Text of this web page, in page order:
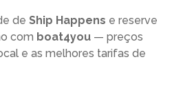
de Ship Happens e reserve
com boat4you — preços
e as melhores tarifas de